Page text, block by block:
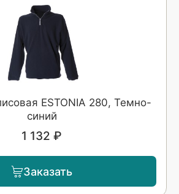
ESTONIA 280, Темно-
синий
1 132 ₽
Заказать